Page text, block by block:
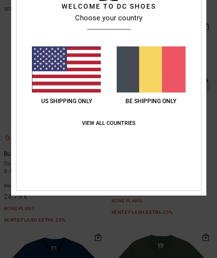
VENTE FLASH EXTRA 25% VENTE FLASH EXTRA 25%
Burning Dice
Sweat à capuche zippé Vert Garçon
8-16 ans
55,00 €
24,75 €
BONS PLANS
VENTE FLASH EXTRA 25%
22,50 €
BONS PLANS
VENTE FLASH EXTRA 25%
WELCOME TO DC SHOES
Choose your country
US SHIPPING ONLY BE SHIPPING ONLY
VIEW ALL COUNTRIES